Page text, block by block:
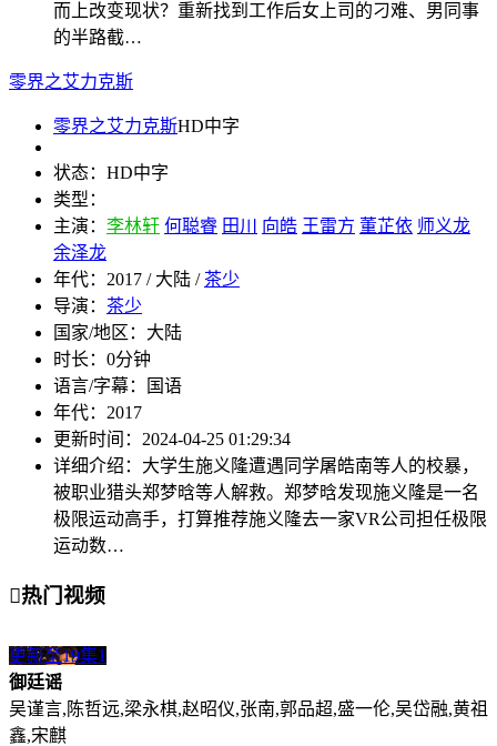
而上改变现状？重新找到工作后女上司的刁难、男同事
的半路截…
零界之艾力克斯
零界之艾力克斯HD中字
状态： HD中字
类型：
主演： 李林轩 何聪睿 田川 向皓 王雷方 董芷依 师义龙
余泽龙
年代： 2017 / 大陆 /茶少
导演： 茶少
国家/地区： 大陆
时长： 0分钟
语言/字幕：
国语
年代： 2017
更新时间： 2024-04-25 01:29:34
详细介绍： 大学生施义隆遭遇同学屠皓南等人的校暴，
被职业猎头郑梦晗等人解救。郑梦晗发现施义隆是一名
极限运动高手，打算推荐施义隆去一家VR公司担任极限
运动数…
热门视频
更新至19集1
御廷谣
吴谨言,陈哲远,梁永棋,赵昭仪,张南,郭品超,盛一伦,吴岱融,黄祖
鑫,宋麒